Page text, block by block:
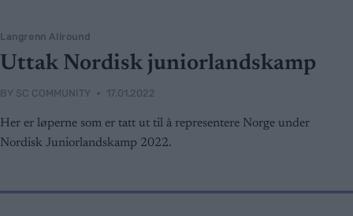
Langrenn Allround
Uttak Nordisk juniorlandskamp
BY SC COMMUNITY 17.01.2022
Her er løperne som er tatt ut til å representere Norge under
Nordisk Juniorlandskamp 2022.